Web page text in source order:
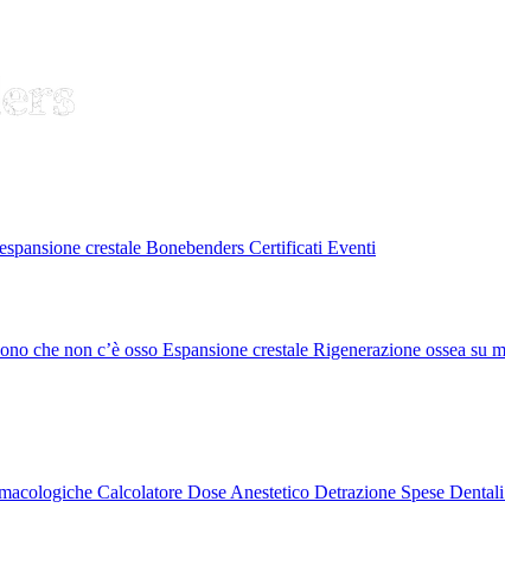
crestale Bonebenders Certificati Eventi
che non c’è osso Espansione crestale Rigenerazione ossea su
Calcolatore Dose Anestetico Detrazione Spese